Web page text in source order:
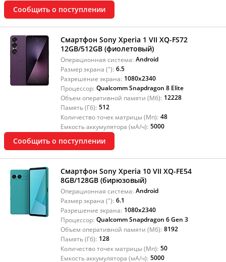
Сообщить о поступлении
Смартфон Sony Xperia 1 VII XQ-FS72
12GB/512GB (фиолетовый)
Операционная система: Android
Размер экрана ("): 6.5
Разрешение экрана: 1080x2340
Процессор: Qualcomm Snapdragon 8 Elite
Объем оперативной памяти (Мб): 12228
Память (Гб): 512
Количество точек матрицы (Мп): 48
Емкость аккумулятора (мА/ч): 5000
Сообщить о поступлении
Смартфон Sony Xperia 10 VII XQ-FE54
8GB/128GB (бирюзовый)
Операционная система: Android
Размер экрана ("): 6.1
Разрешение экрана: 1080x2340
Процессор: Qualcomm Snapdragon 6 Gen 3
Объем оперативной памяти (Мб): 8192
Память (Гб): 128
Количество точек матрицы (Мп): 50
Емкость аккумулятора (мА/ч): 5000